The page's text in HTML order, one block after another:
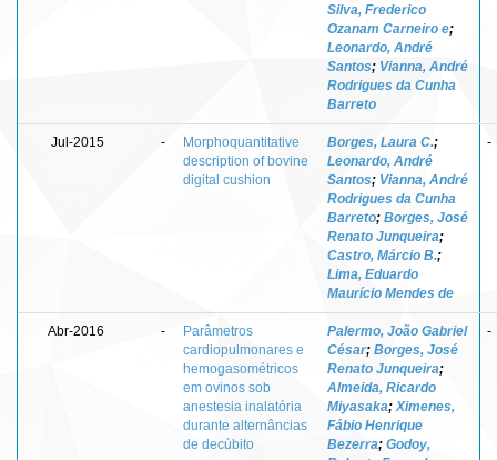
Silva, Frederico
Ozanam Carneiro e;
Leonardo, André
Santos; Vianna, André
Rodrigues da Cunha
Barreto
Jul-2015 -
Morphoquantitative
description of bovine
digital cushion
Borges, Laura C.;
Leonardo, André
Santos; Vianna, André
Rodrigues da Cunha
Barreto; Borges, José
Renato Junqueira;
Castro, Márcio B.;
Lima, Eduardo
Maurício Mendes de
-
Abr-2016 -
Parâmetros
cardiopulmonares e
hemogasométricos
em ovinos sob
anestesia inalatória
durante alternâncias
de decúbito
Palermo, João Gabriel
César; Borges, José
Renato Junqueira;
Almeida, Ricardo
Miyasaka; Ximenes,
Fábio Henrique
Bezerra; Godoy,
-